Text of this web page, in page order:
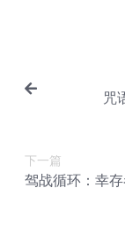
咒
下一篇
驾战循环：幸